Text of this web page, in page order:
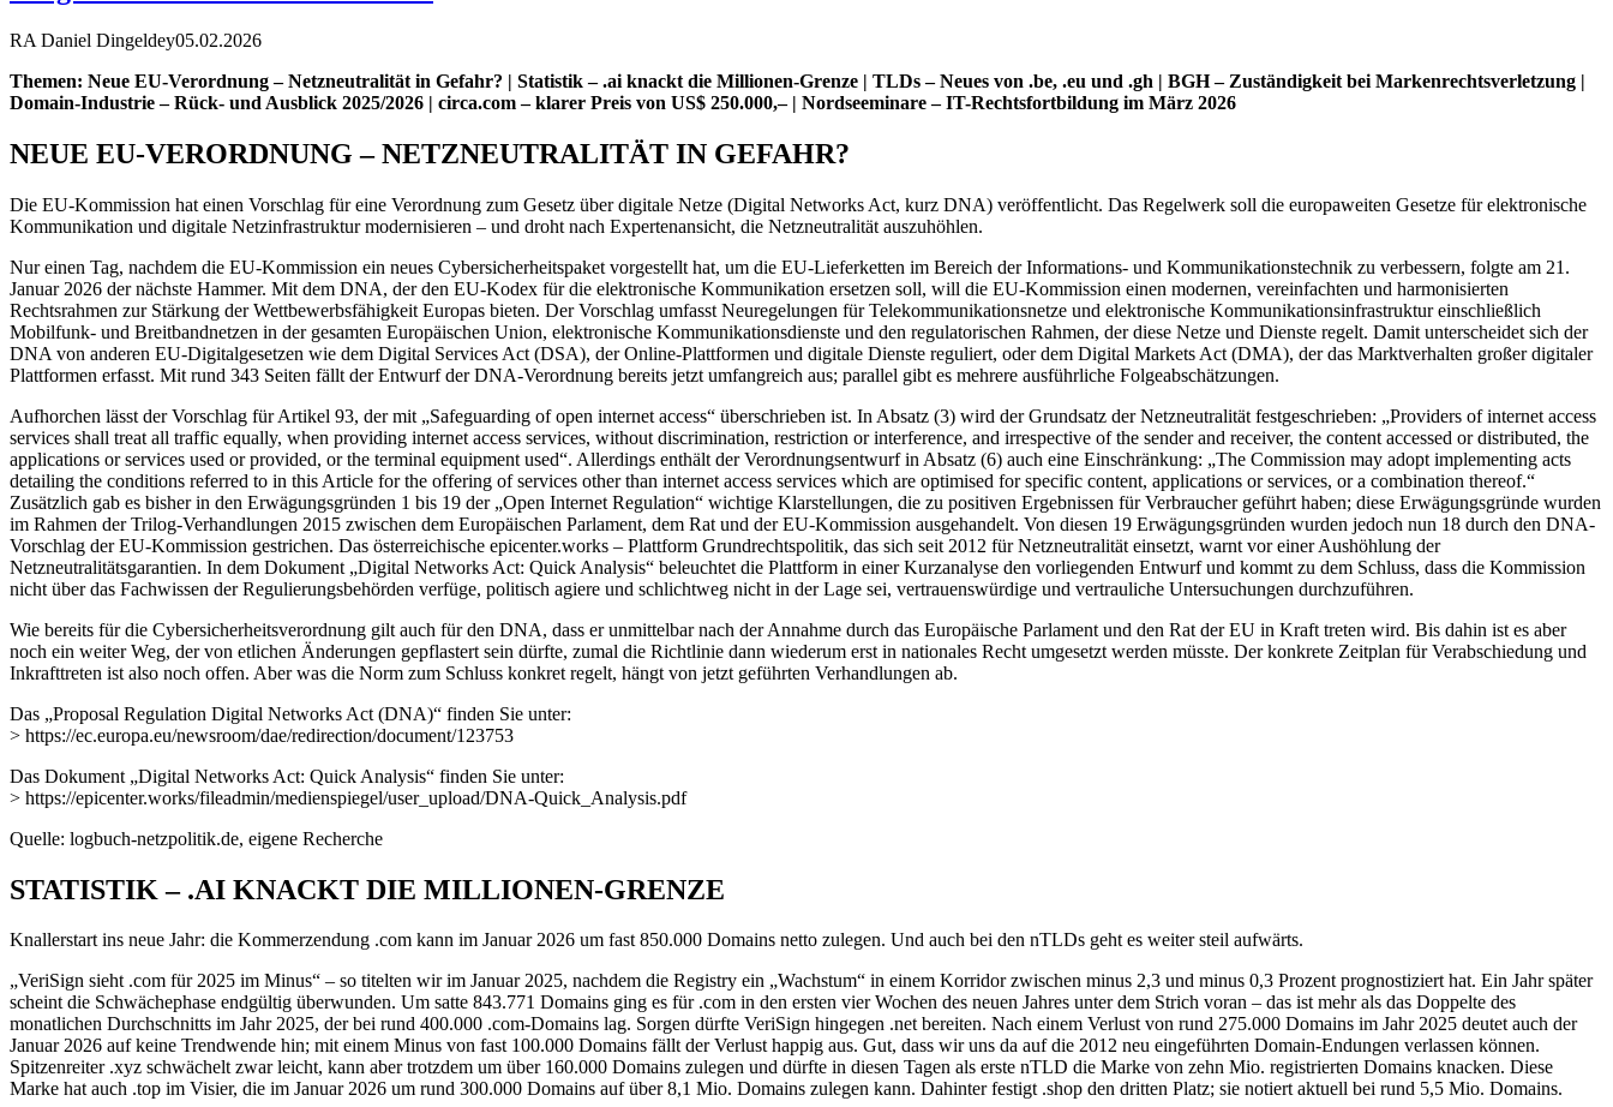
RA Daniel Dingeldey05.02.2026
Themen: Neue EU-Verordnung – Netzneutralität in Gefahr? | Statistik – .ai knackt die Millionen-Grenze | TLDs – Neues von .be, .eu und .gh | BGH – Zuständigkeit bei Markenrechtsverletzung |
Domain-Industrie – Rück- und Ausblick 2025/2026 | circa.com – klarer Preis von US$ 250.000,– | Nordseeminare – IT-Rechtsfortbildung im März 2026
NEUE EU-VERORDNUNG – NETZNEUTRALITÄT IN GEFAHR?
Die EU-Kommission hat einen Vorschlag für eine Verordnung zum Gesetz über digitale Netze (Digital Networks Act, kurz DNA) veröffentlicht. Das Regelwerk soll die europaweiten Gesetze für elektronische
Kommunikation und digitale Netzinfrastruktur modernisieren – und droht nach Expertenansicht, die Netzneutralität auszuhöhlen.
Nur einen Tag, nachdem die EU-Kommission ein neues Cybersicherheitspaket vorgestellt hat, um die EU-Lieferketten im Bereich der Informations- und Kommunikationstechnik zu verbessern, folgte am 21.
Januar 2026 der nächste Hammer. Mit dem DNA, der den EU-Kodex für die elektronische Kommunikation ersetzen soll, will die EU-Kommission einen modernen, vereinfachten und harmonisierten
Rechtsrahmen zur Stärkung der Wettbewerbsfähigkeit Europas bieten. Der Vorschlag umfasst Neuregelungen für Telekommunikationsnetze und elektronische Kommunikationsinfrastruktur einschließlich
Mobilfunk- und Breitbandnetzen in der gesamten Europäischen Union, elektronische Kommunikationsdienste und den regulatorischen Rahmen, der diese Netze und Dienste regelt. Damit unterscheidet sich der
DNA von anderen EU-Digitalgesetzen wie dem Digital Services Act (DSA), der Online-Plattformen und digitale Dienste reguliert, oder dem Digital Markets Act (DMA), der das Marktverhalten großer digitaler
Plattformen erfasst. Mit rund 343 Seiten fällt der Entwurf der DNA-Verordnung bereits jetzt umfangreich aus; parallel gibt es mehrere ausführliche Folgeabschätzungen.
Aufhorchen lässt der Vorschlag für Artikel 93, der mit „Safeguarding of open internet access“ überschrieben ist. In Absatz (3) wird der Grundsatz der Netzneutralität festgeschrieben: „Providers of internet access
services shall treat all traffic equally, when providing internet access services, without discrimination, restriction or interference, and irrespective of the sender and receiver, the content accessed or distributed, the
applications or services used or provided, or the terminal equipment used“. Allerdings enthält der Verordnungsentwurf in Absatz (6) auch eine Einschränkung: „The Commission may adopt implementing acts
detailing the conditions referred to in this Article for the offering of services other than internet access services which are optimised for specific content, applications or services, or a combination thereof.“
Zusätzlich gab es bisher in den Erwägungsgründen 1 bis 19 der „Open Internet Regulation“ wichtige Klarstellungen, die zu positiven Ergebnissen für Verbraucher geführt haben; diese Erwägungsgründe wurden
im Rahmen der Trilog-Verhandlungen 2015 zwischen dem Europäischen Parlament, dem Rat und der EU-Kommission ausgehandelt. Von diesen 19 Erwägungsgründen wurden jedoch nun 18 durch den DNA-
Vorschlag der EU-Kommission gestrichen. Das österreichische epicenter.works – Plattform Grundrechtspolitik, das sich seit 2012 für Netzneutralität einsetzt, warnt vor einer Aushöhlung der
Netzneutralitätsgarantien. In dem Dokument „Digital Networks Act: Quick Analysis“ beleuchtet die Plattform in einer Kurzanalyse den vorliegenden Entwurf und kommt zu dem Schluss, dass die Kommission
nicht über das Fachwissen der Regulierungsbehörden verfüge, politisch agiere und schlichtweg nicht in der Lage sei, vertrauenswürdige und vertrauliche Untersuchungen durchzuführen.
Wie bereits für die Cybersicherheitsverordnung gilt auch für den DNA, dass er unmittelbar nach der Annahme durch das Europäische Parlament und den Rat der EU in Kraft treten wird. Bis dahin ist es aber
noch ein weiter Weg, der von etlichen Änderungen gepflastert sein dürfte, zumal die Richtlinie dann wiederum erst in nationales Recht umgesetzt werden müsste. Der konkrete Zeitplan für Verabschiedung und
Inkrafttreten ist also noch offen. Aber was die Norm zum Schluss konkret regelt, hängt von jetzt geführten Verhandlungen ab.
Das „Proposal Regulation Digital Networks Act (DNA)“ finden Sie unter:
> https://ec.europa.eu/newsroom/dae/redirection/document/123753
Das Dokument „Digital Networks Act: Quick Analysis“ finden Sie unter:
> https://epicenter.works/fileadmin/medienspiegel/user_upload/DNA-Quick_Analysis.pdf
Quelle: logbuch-netzpolitik.de, eigene Recherche
STATISTIK – .AI KNACKT DIE MILLIONEN-GRENZE
Knallerstart ins neue Jahr: die Kommerzendung .com kann im Januar 2026 um fast 850.000 Domains netto zulegen. Und auch bei den nTLDs geht es weiter steil aufwärts.
„VeriSign sieht .com für 2025 im Minus“ – so titelten wir im Januar 2025, nachdem die Registry ein „Wachstum“ in einem Korridor zwischen minus 2,3 und minus 0,3 Prozent prognostiziert hat. Ein Jahr später
scheint die Schwächephase endgültig überwunden. Um satte 843.771 Domains ging es für .com in den ersten vier Wochen des neuen Jahres unter dem Strich voran – das ist mehr als das Doppelte des
monatlichen Durchschnitts im Jahr 2025, der bei rund 400.000 .com-Domains lag. Sorgen dürfte VeriSign hingegen .net bereiten. Nach einem Verlust von rund 275.000 Domains im Jahr 2025 deutet auch der
Januar 2026 auf keine Trendwende hin; mit einem Minus von fast 100.000 Domains fällt der Verlust happig aus. Gut, dass wir uns da auf die 2012 neu eingeführten Domain-Endungen verlassen können.
Spitzenreiter .xyz schwächelt zwar leicht, kann aber trotzdem um über 160.000 Domains zulegen und dürfte in diesen Tagen als erste nTLD die Marke von zehn Mio. registrierten Domains knacken. Diese
Marke hat auch .top im Visier, die im Januar 2026 um rund 300.000 Domains auf über 8,1 Mio. Domains zulegen kann. Dahinter festigt .shop den dritten Platz; sie notiert aktuell bei rund 5,5 Mio. Domains.